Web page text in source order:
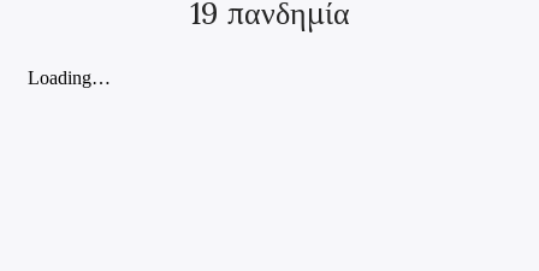
19 πανδημία